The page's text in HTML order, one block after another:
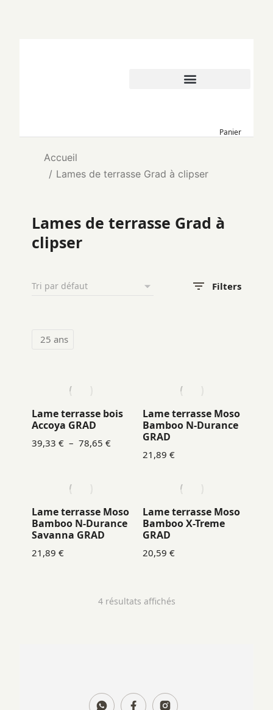
Panier
Vous êtes ici :
Accueil
Lames de terrasse Grad à clipser
Lames de terrasse Grad à
clipser
Filters
25 ans
Lame terrasse bois
Accoya GRAD
39,33 € – 78,65 €
Lame terrasse Moso
Bamboo N-Durance
GRAD
21,89 €
Lame terrasse Moso
Bamboo N-Durance
Savanna GRAD
21,89 €
Lame terrasse Moso
Bamboo X-Treme
GRAD
20,59 €
4 résultats affichés